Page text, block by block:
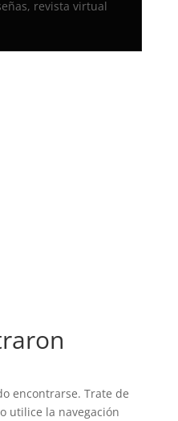
, revista virtual
encontrarse. Trate de
utilice la navegación